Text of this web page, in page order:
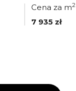
Cena za m2
7 935 zł